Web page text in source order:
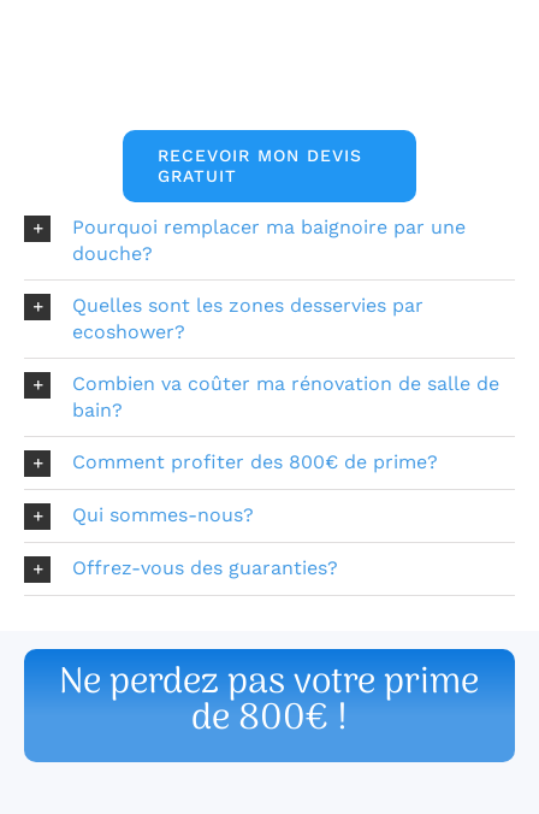
RECEVOIR MON DEVIS
GRATUIT
Pourquoi remplacer ma baignoire par une
douche?
Quelles sont les zones desservies par
ecoshower?
Combien va coûter ma rénovation de salle de
bain?
Comment profiter des 800€ de prime?
Qui sommes-nous?
Offrez-vous des guaranties?
Ne perdez pas votre prime
de 800€ !